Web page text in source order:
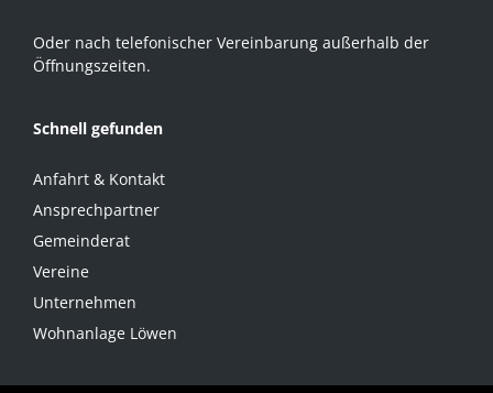
Oder nach telefonischer Vereinbarung außerhalb der
Öffnungszeiten.
Schnell gefunden
Anfahrt & Kontakt
Ansprechpartner
Gemeinderat
Vereine
Unternehmen
Wohnanlage Löwen